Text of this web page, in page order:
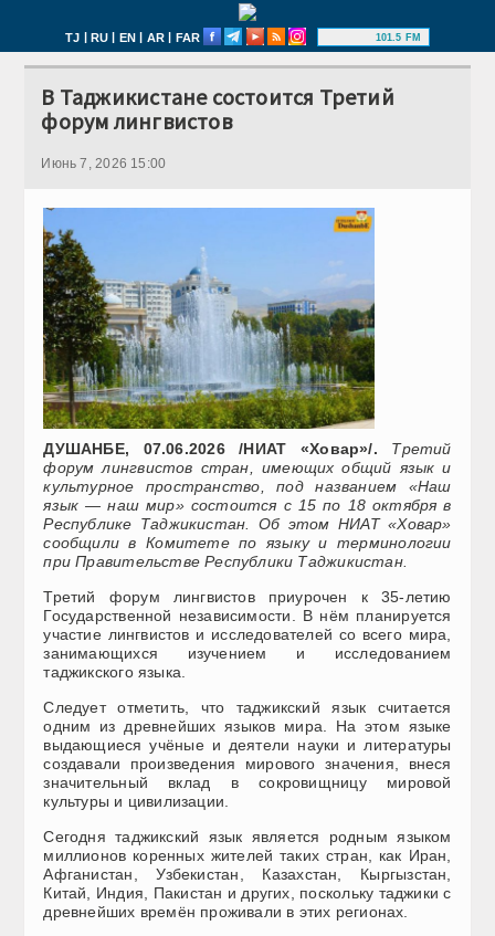
TJ | RU | EN | AR | FAR 101.5 FM
В Таджикистане состоится Третий
форум лингвистов
Июнь 7, 2026 15:00
ДУШАНБЕ, 07.06.2026 /НИАТ «Ховар»/.
Третий
форум лингвистов стран, имеющих общий язык и
культурное пространство, под названием «Наш
язык — наш мир» состоится с 15 по 18 октября в
Республике Таджикистан. Об этом НИАТ «Ховар»
сообщили в Комитете по языку и терминологии
при Правительстве Республики Таджикистан.
Третий форум лингвистов приурочен к 35-летию
Государственной независимости. В нём планируется
участие лингвистов и исследователей со всего мира,
занимающихся изучением и исследованием
таджикского языка.
Следует отметить, что таджикский язык считается
одним из древнейших языков мира. На этом языке
выдающиеся учёные и деятели науки и литературы
создавали произведения мирового значения, внеся
значительный вклад в сокровищницу мировой
культуры и цивилизации.
Сегодня таджикский язык является родным языком
миллионов коренных жителей таких стран, как Иран,
Афганистан, Узбекистан, Казахстан, Кыргызстан,
Китай, Индия, Пакистан и других, поскольку таджики с
древнейших времён проживали в этих регионах.